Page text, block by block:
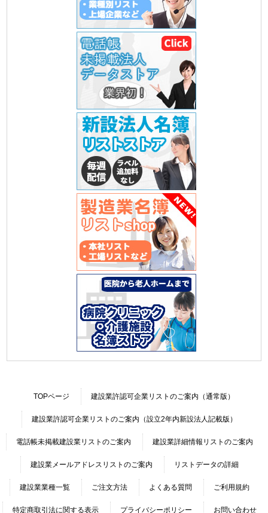
TOPページ 建設業許認可企業リストのご案内（通常版）
建設業許認可企業リストのご案内（設立2年内新設法人記載版）
電話帳未掲載建設業リストのご案内 建設業詳細情報リストのご案内
建設業メールアドレスリストのご案内 リストデータの詳細
建設業業種一覧 ご注文方法 よくある質問 ご利用規約
特定商取引法に関する表示 プライバシーポリシー お問い合わせ